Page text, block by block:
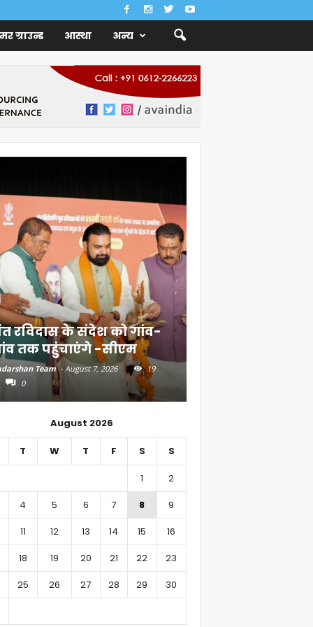
ग्राउन्ड आस्था अन्य
रविदास के संदेश को गांव-
तक पहुंचाएंगे -सीएम
Team - August 7, 2026
19
0
August 2026
T W T F S S
1
2
4 5 6 7 8
9
11 12 13 14 15
16
18 19 20 21 22
23
25 26 27 28 29
30